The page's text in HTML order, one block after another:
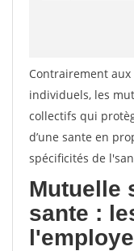
Contrairement
individuels, les
collectifs qui
d’une sante en
spécificités de
Mutuelle
sante :